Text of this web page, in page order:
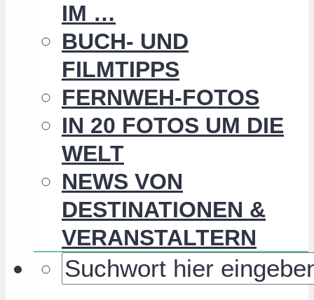
IM …
BUCH- UND
FILMTIPPS
FERNWEH-FOTOS
IN 20 FOTOS UM DIE
WELT
NEWS VON
DESTINATIONEN &
VERANSTALTERN